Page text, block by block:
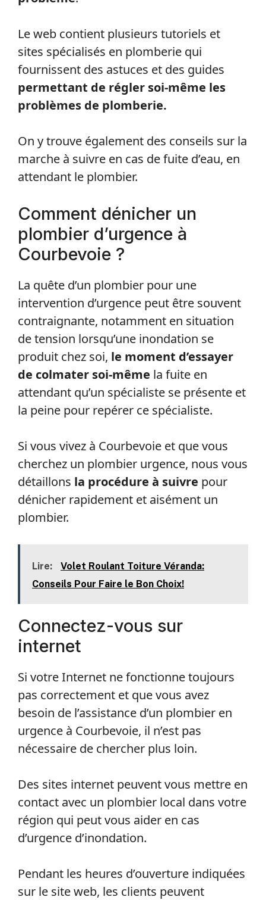
interventions en urgence sont toujours
plus onéreuses. Il est également conseillé
d’essayer de résoudre vous-même le
problème
.
Le web contient plusieurs tutoriels et
sites spécialisés en plomberie qui
fournissent des astuces et des guides
permettant de régler soi-même les
problèmes de plomberie.
On y trouve également des conseils sur la
marche à suivre en cas de fuite d’eau, en
attendant le plombier.
Comment dénicher un
plombier d’urgence à
Courbevoie ?
La quête d’un plombier pour une
intervention d’urgence peut être souvent
contraignante, notamment en situation
de tension lorsqu’une inondation se
produit chez soi,
le moment d’essayer
de colmater soi-même
la fuite en
attendant qu’un spécialiste se présente et
la peine pour repérer ce spécialiste.
Si vous vivez à Courbevoie et que vous
cherchez un plombier urgence, nous vous
détaillons
dénicher rapidement et aisément un
plombier.
Lire:
Volet Roulant Toiture Véranda:
Conseils Pour Faire le Bon Choix!
Connectez-vous sur
internet
Si votre Internet ne fonctionne toujours
pas correctement et que vous avez
besoin de l’assistance d’un plombier en
urgence à Courbevoie, il n’est pas
nécessaire de chercher plus loin.
Des sites internet peuvent vous mettre en
contact avec un plombier local dans votre
région qui peut vous aider en cas